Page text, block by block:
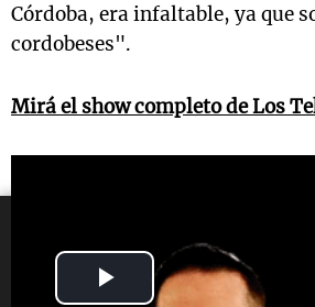
Play
Córdoba, era infaltable, ya que
cordobeses".
Mirá el show completo de Los